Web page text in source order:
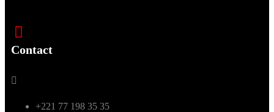
Contact
+221 77 198 35 35